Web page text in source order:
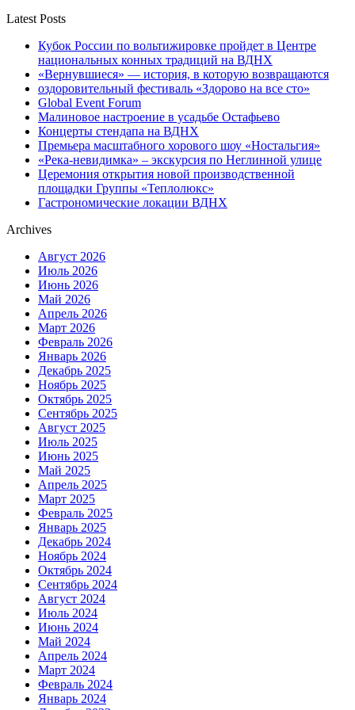
Latest Posts
Кубок России по вольтижировке пройдет в Центре
национальных конных традиций на ВДНХ
«Вернувшиеся» — история, в которую возвращаются
оздоровительный фестиваль «Здорово на все сто»
Global Event Forum
Малиновое настроение в усадьбе Остафьево
Концерты стендапа на ВДНХ
Премьера масштабного хорового шоу «Ностальгия»
«Река-невидимка» – экскурсия по Неглинной улице
Церемония открытия новой производственной
площадки Группы «Теплолюкс»
Гастрономические локации ВДНХ
Archives
Август 2026
Июль 2026
Июнь 2026
Май 2026
Апрель 2026
Март 2026
Февраль 2026
Январь 2026
Декабрь 2025
Ноябрь 2025
Октябрь 2025
Сентябрь 2025
Август 2025
Июль 2025
Июнь 2025
Май 2025
Апрель 2025
Март 2025
Февраль 2025
Январь 2025
Декабрь 2024
Ноябрь 2024
Октябрь 2024
Сентябрь 2024
Август 2024
Июль 2024
Июнь 2024
Май 2024
Апрель 2024
Март 2024
Февраль 2024
Январь 2024